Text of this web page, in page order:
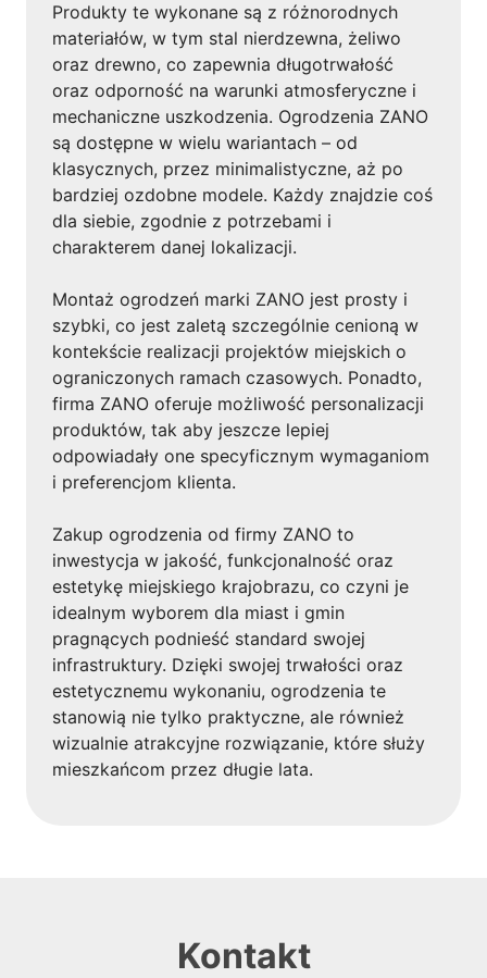
Produkty te wykonane są z różnorodnych
materiałów, w tym stal nierdzewna, żeliwo
oraz drewno, co zapewnia długotrwałość
oraz odporność na warunki atmosferyczne i
mechaniczne uszkodzenia. Ogrodzenia ZANO
są dostępne w wielu wariantach – od
klasycznych, przez minimalistyczne, aż po
bardziej ozdobne modele. Każdy znajdzie coś
dla siebie, zgodnie z potrzebami i
charakterem danej lokalizacji.
Montaż ogrodzeń marki ZANO jest prosty i
szybki, co jest zaletą szczególnie cenioną w
kontekście realizacji projektów miejskich o
ograniczonych ramach czasowych. Ponadto,
firma ZANO oferuje możliwość personalizacji
produktów, tak aby jeszcze lepiej
odpowiadały one specyficznym wymaganiom
i preferencjom klienta.
Zakup ogrodzenia od firmy ZANO to
inwestycja w jakość, funkcjonalność oraz
estetykę miejskiego krajobrazu, co czyni je
idealnym wyborem dla miast i gmin
pragnących podnieść standard swojej
infrastruktury. Dzięki swojej trwałości oraz
estetycznemu wykonaniu, ogrodzenia te
stanowią nie tylko praktyczne, ale również
wizualnie atrakcyjne rozwiązanie, które służy
mieszkańcom przez długie lata.
Kontakt